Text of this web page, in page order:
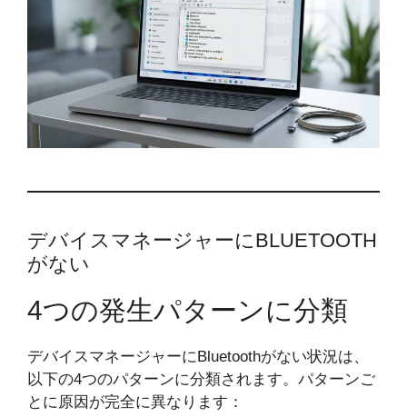
デバイスマネージャーにBLUETOOTH
がない
4つの発生パターンに分類
デバイスマネージャーにBluetoothがない状況は、
以下の4つのパターンに分類されます。パターンご
とに原因が完全に異なります：